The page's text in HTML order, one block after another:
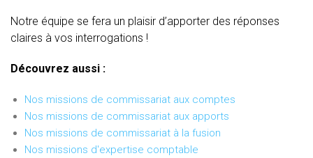
Notre équipe se fera un plaisir d’apporter des réponses
claires à vos interrogations !
Découvrez aussi :
Nos missions de commissariat aux comptes
Nos missions de commissariat aux apports
Nos missions de commissariat à la fusion
Nos missions d'expertise comptable